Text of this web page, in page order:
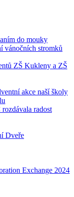
do mouky
vánočních stromků
ZŠ Kukleny a ZŠ
akce naší školy
radost
Dveře
Exchange 2024